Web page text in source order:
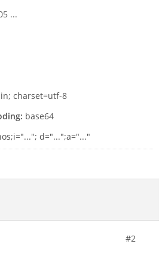
...
charset=utf-8
base64
d="...";a="..."
#2